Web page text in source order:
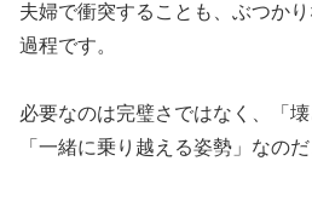
夫婦で衝突することも、ぶつか
過程です。
必要なのは完璧さではなく、「
「一緒に乗り越える姿勢」なのだ